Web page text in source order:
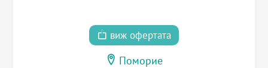
виж офертата
Поморие